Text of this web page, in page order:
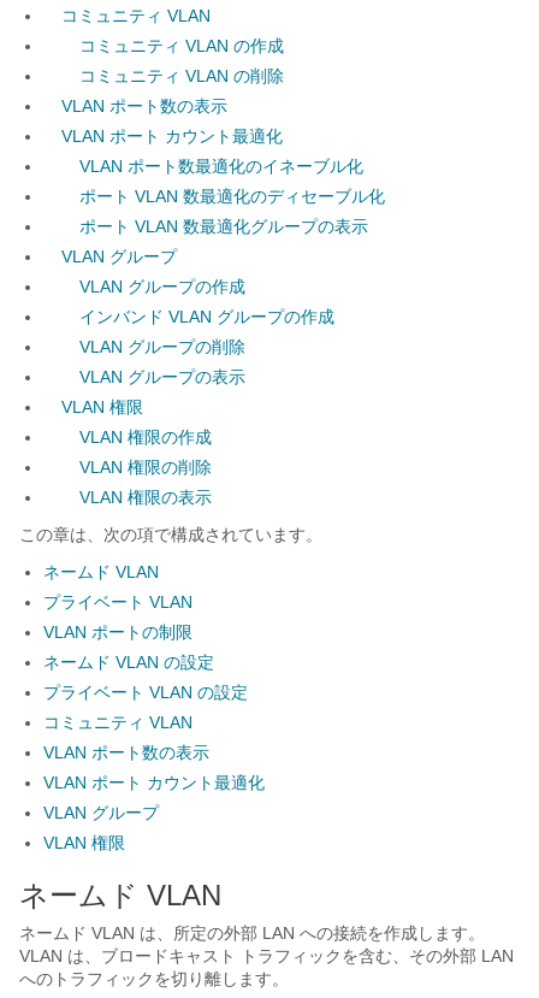
コミュニティ VLAN
コミュニティ VLAN の作成
コミュニティ VLAN の削除
VLAN ポート数の表示
VLAN ポート カウント最適化
VLAN ポート数最適化のイネーブル化
ポート VLAN 数最適化のディセーブル化
ポート VLAN 数最適化グループの表示
VLAN グループ
VLAN グループの作成
インバンド VLAN グループの作成
VLAN グループの削除
VLAN グループの表示
VLAN 権限
VLAN 権限の作成
VLAN 権限の削除
VLAN 権限の表示
この章は、次の項で構成されています。
ネームド VLAN
プライベート VLAN
VLAN ポートの制限
ネームド VLAN の設定
プライベート VLAN の設定
コミュニティ VLAN
VLAN ポート数の表示
VLAN ポート カウント最適化
VLAN グループ
VLAN 権限
ネームド VLAN
ネームド VLAN は、所定の外部 LAN への接続を作成します。
VLAN は、ブロードキャスト トラフィックを含む、その外部 LAN
へのトラフィックを切り離します。